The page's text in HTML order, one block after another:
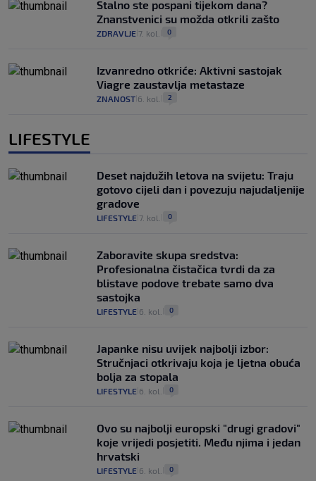
Stalno ste pospani tijekom dana?
Znanstvenici su možda otkrili zašto
ZDRAVLJE 7. kol. 0
Izvanredno otkriće: Aktivni sastojak
Viagre zaustavlja metastaze
ZNANOST 6. kol. 2
LIFESTYLE
Deset najdužih letova na svijetu: Traju
gotovo cijeli dan i povezuju najudaljenije
gradove
LIFESTYLE 7. kol. 0
Zaboravite skupa sredstva:
Profesionalna čistačica tvrdi da za
blistave podove trebate samo dva
sastojka
LIFESTYLE 6. kol. 0
Japanke nisu uvijek najbolji izbor:
Stručnjaci otkrivaju koja je ljetna obuća
bolja za stopala
LIFESTYLE 6. kol. 0
Ovo su najbolji europski "drugi gradovi"
koje vrijedi posjetiti. Među njima i jedan
hrvatski
LIFESTYLE 6. kol. 0